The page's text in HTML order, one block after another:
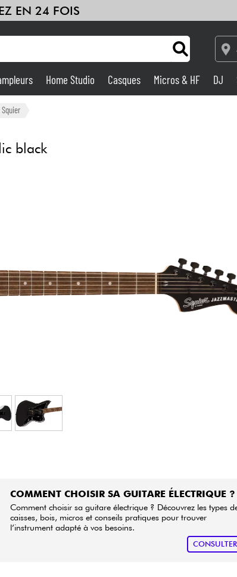
EN 24 FOIS
Amplis & Effets
Home Studio
Packs
Voir nos marques
Home Studio Casques Micros & HF DJ
Squier
black
COMMENT CHOISIR SA GUITARE ÉLECTRIQUE ?
Comment choisir sa guitare électrique ? Découvrez les types
caisses, bois, micros et conseils pratiques pour trouver
l’instrument adapté à vos besoins.
CONSULTER